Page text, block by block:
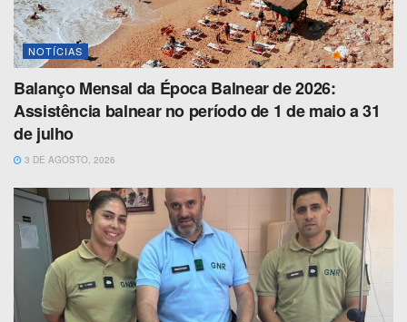
NOTÍCIAS
Balanço Mensal da Época Balnear de 2026:
Assistência balnear no período de 1 de maio a 31
de julho
3 DE AGOSTO, 2026